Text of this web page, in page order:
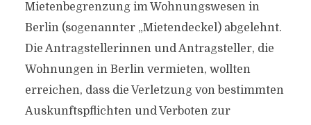
Mietenbegrenzung im Wohnungswesen in
Berlin (sogenannter „Mietendeckel) abgelehnt.
Die Antragstellerinnen und Antragsteller, die
Wohnungen in Berlin vermieten, wollten
erreichen, dass die Verletzung von bestimmten
Auskunftspflichten und Verboten zur